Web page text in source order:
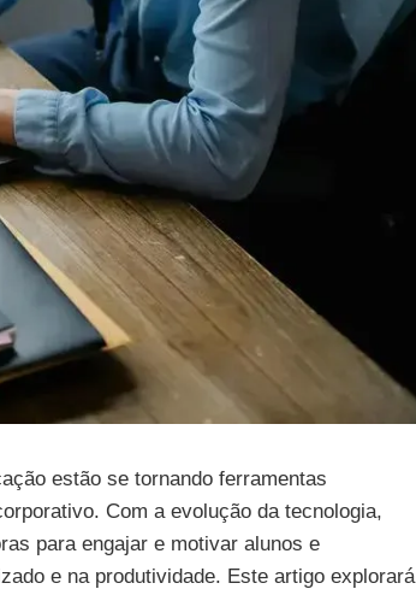
estão se tornando ferramentas
Com a evolução da tecnologia,
para engajar e motivar alunos e
e na produtividade. Este artigo explorará